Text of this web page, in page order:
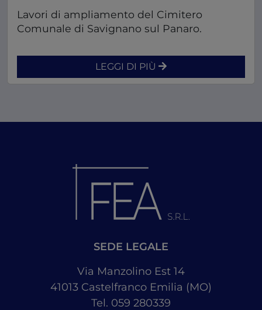
Lavori di ampliamento del Cimitero
Comunale di Savignano sul Panaro.
LEGGI DI PIÙ
SEDE LEGALE
Via Manzolino Est 14
41013 Castelfranco Emilia (MO)
Tel. 059 280339